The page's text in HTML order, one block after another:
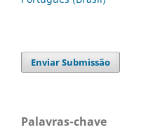
Enviar Submissão
Palavras-chave